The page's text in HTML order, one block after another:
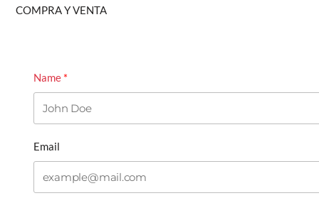
COMPRA Y VENTA
Name
Email